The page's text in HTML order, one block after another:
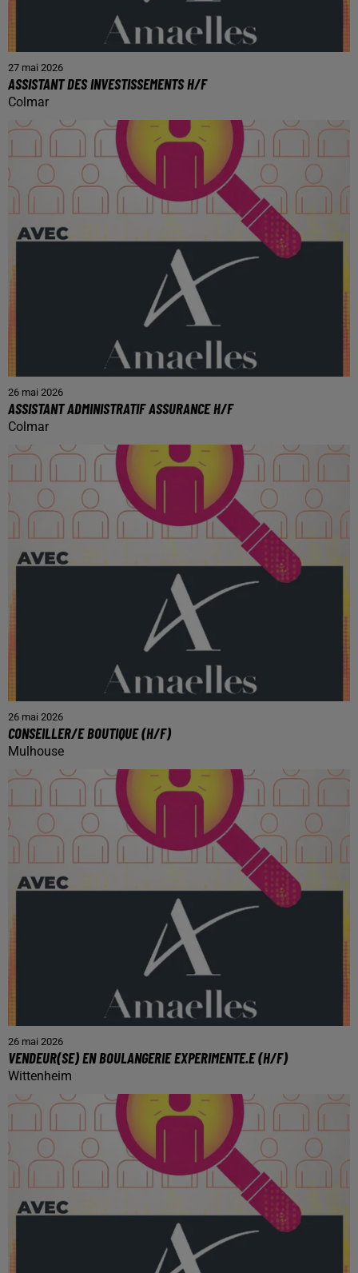
27 mai 2026
ASSISTANT DES INVESTISSEMENTS H/F
Colmar
26 mai 2026
ASSISTANT ADMINISTRATIF ASSURANCE H/F
Colmar
26 mai 2026
CONSEILLER/E BOUTIQUE (H/F)
Mulhouse
26 mai 2026
VENDEUR(SE) EN BOULANGERIE EXPERIMENTE.E (H/F)
Wittenheim